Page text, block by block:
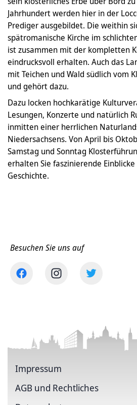
Jahrhundert werden hier in der
Prediger ausgebildet. Die weithin
spätromanische Kirche im
ist zusammen mit der kompletten
eindrucksvoll erhalten. Auch das
mit Teichen und Wald südlich vom
und gehört dazu.
Dazu locken hochkarätige
Lesungen, Konzerte und natürlich
inmitten einer herrlichen
Niedersachsens. Von April bis
Samstag und Sonntag
erhalten Sie faszinierende
Geschichte.
Besuchen Sie uns auf
Impressum
AGB und Rechtliches